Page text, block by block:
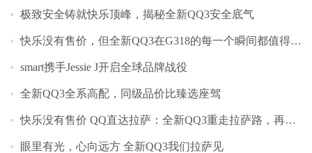
极致安全铸就快乐顶峰，揭秘全新QQ3安全底气
快乐没有售价，但全新QQ3在G318的每一个瞬间都值得收藏
smart携手Jessie J开启全球品牌战役
全新QQ3全系高配，同级品价比臻选座驾
快乐没有售价 QQ直达拉萨：全新QQ3重走拉萨路，再续快乐缘
眼里有光，心向远方 全新QQ3我们拉萨见